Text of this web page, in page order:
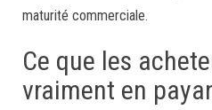
maturité commerciale.
Ce que les
vraiment en